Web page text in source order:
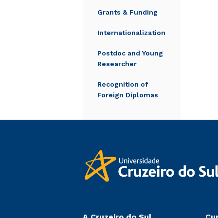
Grants & Funding
Internationalization
Postdoc and Young
Researcher
Recognition of
Foreign Diplomas